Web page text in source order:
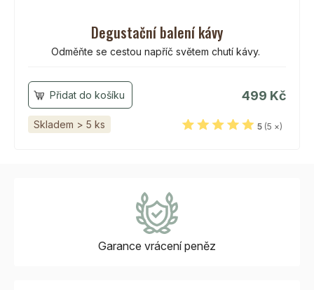
Degustační balení kávy
Odměňte se cestou napříč světem chutí kávy.
499 Kč
Skladem > 5 ks 5 (5 ×)
Garance vrácenípeněz